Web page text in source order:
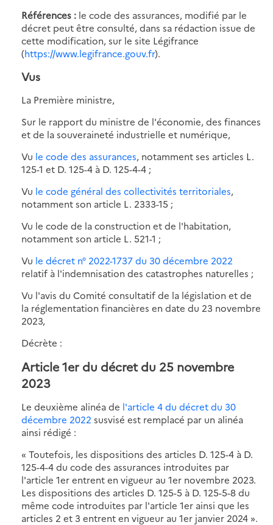
Références : le code des assurances, modifié par le
décret peut être consulté, dans sa rédaction issue de
cette modification, sur le site Légifrance
(https://www.legifrance.gouv.fr).
Vus
La Première ministre,
Sur le rapport du ministre de l'économie, des finances
et de la souveraineté industrielle et numérique,
Vu le code des assurances, notamment ses articles L.
125-1 et D. 125-4 à D. 125-4-4 ;
Vu le code général des collectivités territoriales,
notamment son article L. 2333-15 ;
Vu le code de la construction et de l'habitation,
notamment son article L. 521-1 ;
Vu le décret n° 2022-1737 du 30 décembre 2022
relatif à l'indemnisation des catastrophes naturelles ;
Vu l'avis du Comité consultatif de la législation et de
la réglementation financières en date du 23 novembre
2023,
Décrète :
Article 1er du décret du 25 novembre
2023
Le deuxième alinéa de l'article 4 du décret du 30
décembre 2022 susvisé est remplacé par un alinéa
ainsi rédigé :
« Toutefois, les dispositions des articles D. 125-4 à D.
125-4-4 du code des assurances introduites par
l'article 1er entrent en vigueur au 1er novembre 2023.
Les dispositions des articles D. 125-5 à D. 125-5-8 du
même code introduites par l'article 1er ainsi que les
articles 2 et 3 entrent en vigueur au 1er janvier 2024 ».